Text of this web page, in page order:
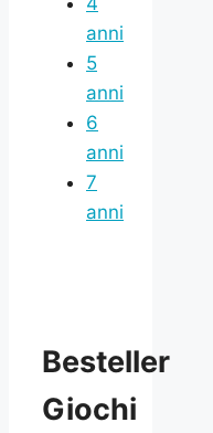
anni
5
anni
6
anni
7
anni
Besteller
Giochi